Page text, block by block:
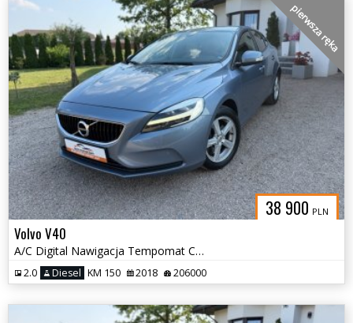
38 900 PLN
pierwsza ręka
Volvo V40
A/C Digital Nawigacja Tempomat Czujniki Led
2.0 Diesel KM 150 2018 206000